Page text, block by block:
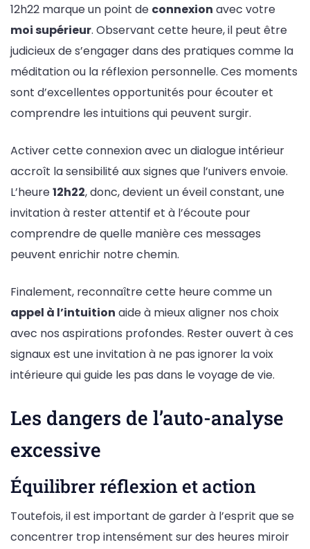
12h22 marque un point de connexion avec votre
moi supérieur. Observant cette heure, il peut être
judicieux de s’engager dans des pratiques comme la
méditation ou la réflexion personnelle. Ces moments
sont d’excellentes opportunités pour écouter et
comprendre les intuitions qui peuvent surgir.
Activer cette connexion avec un dialogue intérieur
accroît la sensibilité aux signes que l’univers envoie.
L’heure12h22, donc, devient un éveil constant, une
invitation à rester attentif et à l’écoute pour
comprendre de quelle manière ces messages
peuvent enrichir notre chemin.
Finalement, reconnaître cette heure comme un
appel à l’intuition aide à mieux aligner nos choix
avec nos aspirations profondes. Rester ouvert à ces
signaux est une invitation à ne pas ignorer la voix
intérieure qui guide les pas dans le voyage de vie.
Les dangers de l’auto-analyse
excessive
Équilibrer réflexion et action
Toutefois, il est important de garder à l’esprit que se
concentrer trop intensément sur des heures miroir